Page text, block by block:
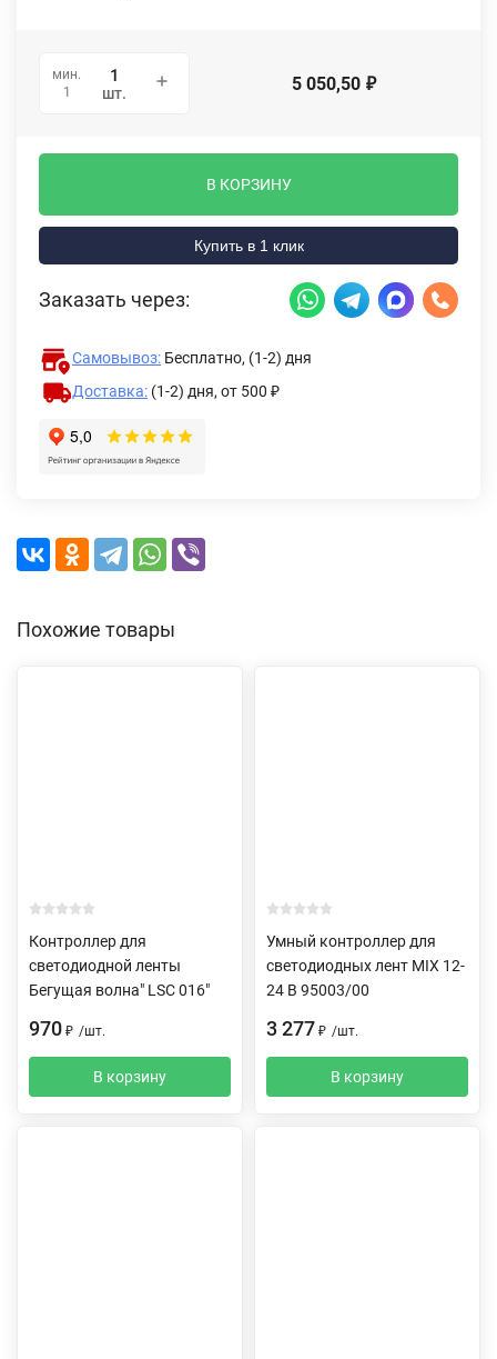
мин.
1
шт. 5 050,50 ₽
В КОРЗИНУ
Купить в 1 клик
Заказать через:
Самовывоз: Бесплатно, (1-2) дня
Доставка: (1-2) дня, от 500 ₽
Похожие товары
Контроллер для
светодиодной ленты
Бегущая волна" LSC 016"
970 ₽ /шт.
В корзину
Умный контроллер для
светодиодных лент MIX 12-
24 В 95003/00
3 277 ₽ /шт.
В корзину